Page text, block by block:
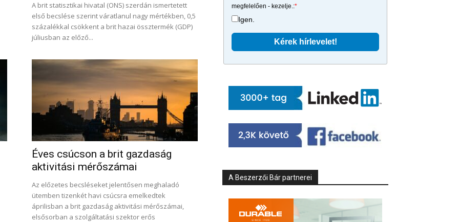
A brit statisztikai hivatal (ONS) szerdán ismertetett
első becslése szerint váratlanul nagy mértékben, 0,5
százalékkal csökkent a brit hazai össztermék (GDP)
júliusban az előző...
Éves csúcson a brit gazdaság
aktivitási mérőszámai
Az előzetes becsléseket jelentősen meghaladó
ütemben tizenkét havi csúcsra emelkedtek
áprilisban a brit gazdaság aktivitási mérőszámai,
elsősorban a szolgáltatási szektor erős
megfelelően - kezelje.:*
Igen.
A Beszerzői Bár partnerei